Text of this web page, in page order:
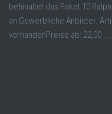
behinaltet das Paket 10
an Gewerbliche Anbieter.
vorhandenPreise ab: 22,00 ...